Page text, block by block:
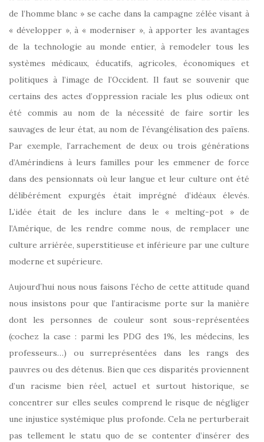
de l’homme blanc » se cache dans la campagne zélée visant à
« développer », à « moderniser », à apporter les avantages
de la technologie au monde entier, à remodeler tous les
systèmes médicaux, éducatifs, agricoles, économiques et
politiques à l’image de l’Occident. Il faut se souvenir que
certains des actes d’oppression raciale les plus odieux ont
été commis au nom de la nécessité de faire sortir les
sauvages de leur état, au nom de l’évangélisation des païens.
Par exemple, l’arrachement de deux ou trois générations
d’Amérindiens à leurs familles pour les emmener de force
dans des pensionnats où leur langue et leur culture ont été
délibérément expurgés était imprégné d’idéaux élevés.
L’idée était de les inclure dans le « melting-pot » de
l’Amérique, de les rendre comme nous, de remplacer une
culture arriérée, superstitieuse et inférieure par une culture
moderne et supérieure.
Aujourd’hui nous nous faisons l’écho de cette attitude quand
nous insistons pour que l’antiracisme porte sur la manière
dont les personnes de couleur sont sous-représentées
(cochez la case : parmi les PDG des 1%, les médecins, les
professeurs…) ou surreprésentées dans les rangs des
pauvres ou des détenus. Bien que ces disparités proviennent
d’un racisme bien réel, actuel et surtout historique, se
concentrer sur elles seules comprend le risque de négliger
une injustice systémique plus profonde. Cela ne perturberait
pas tellement le statu quo de se contenter d’insérer des